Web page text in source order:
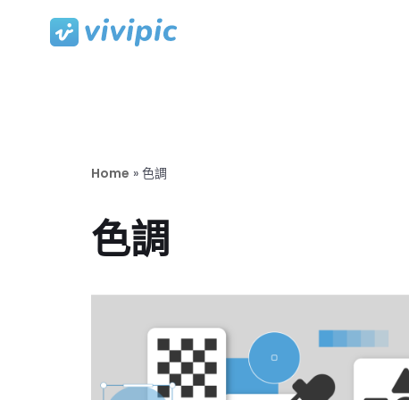
Home » 色調
色調